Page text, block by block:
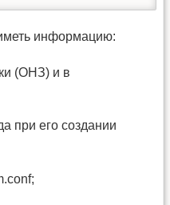
информацию:
(ОНЗ) и в
при его создании